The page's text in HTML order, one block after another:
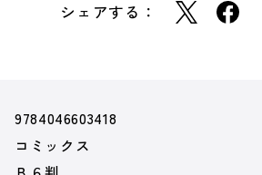
シェアする：
9784046603418
コミックス